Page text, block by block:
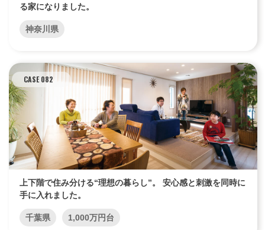
る家になりました。
神奈川県
CASE 082
上下階で住み分ける“理想の暮らし”。 安心感と刺激を同時に
手に入れました。
千葉県 1,000万円台